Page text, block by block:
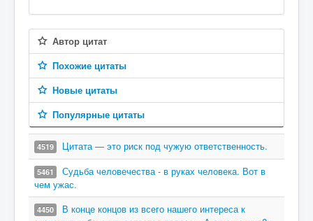
Автор цитат
Похожие цитаты
Новые цитаты
Популярные цитаты
4519 Цитата — это риск под чужую ответственность.
5461
Судьба человечества - в руках человека. Вот в
чем ужас.
4450
В конце концов из всего нашего интереса к